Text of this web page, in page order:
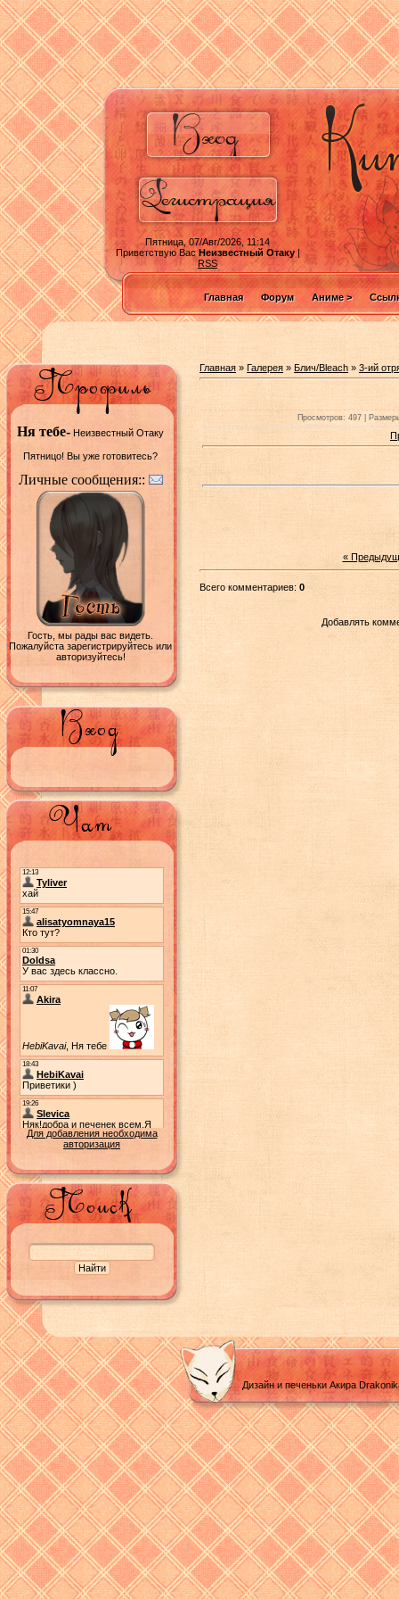
Пятница, 07/Авг/2026, 11:14
Приветствую ВасНеизвестный Отаку|
RSS
Главная Форум Аниме >
Ня тебе- Неизвестный Отаку
Пятницо! Вы уже готовитесь?
Личные сообщения::
Гость, мы рады вас видеть.
Пожалуйста зарегистрируйтесь или
авторизуйтесь!
Для добавления необходима
авторизация
Главная » Галерея » Блич/Bleach » 3-ий
Просмотров: 497 |
«
Всего комментариев: 0
Добавлять
Дизайн и печеньки Акира